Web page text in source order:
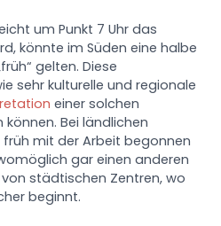
um Punkt 7 Uhr das
könnte im Süden eine halbe
gelten. Diese
sehr kulturelle und regionale
einer solchen
Bei ländlichen
mit der Arbeit begonnen
gar einen anderen
städtischen Zentren, wo
beginnt.